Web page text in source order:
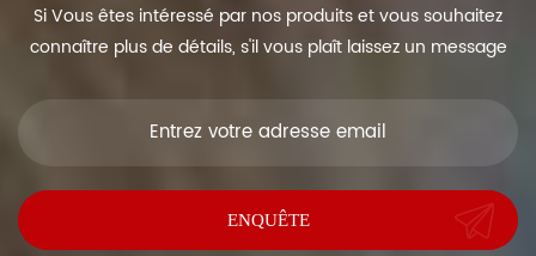
Si Vous êtes intéressé par nos produits et vous souhaitez
connaître plus de détails, s'il vous plaît laissez un message